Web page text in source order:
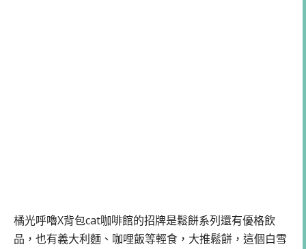
橘光呼嚕X背包cat咖啡館的招牌是鬆餅系列還有優格飲
品，也有義大利麵、咖哩飯等輕食，大推鬆餅，這個白雪